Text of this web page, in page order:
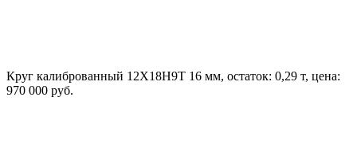
Круг калиброванный 12Х18Н9Т 16 мм, остаток: 0,29 т, цена:
970 000 руб.